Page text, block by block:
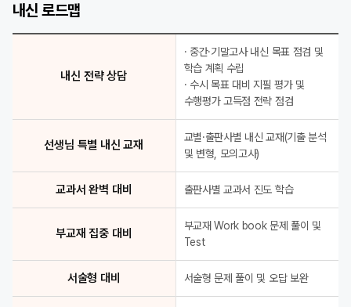
D-1 최종 점검 1등급 Final Check
학교 기출 완벽 분석 선생님 특별 내신 교재
취약점 완벽 제거 전임 강사 클리닉
내신 로드맵
내신 전략 상담
· 중간·기말고사 내신 목표 점검 및
학습 계획 수립
· 수시 목표 대비 지필 평가 및
수행평가 고득점 전략 점검
선생님 특별 내신 교재
교별·출판사별 내신 교재(기출 분석
및 변형, 모의고사)
교과서 완벽 대비 출판사별 교과서 진도 학습
부교재 집중 대비
부교재 Work book 문제 풀이 및
Test
서술형 대비 서술형 문제 풀이 및 오답 보완